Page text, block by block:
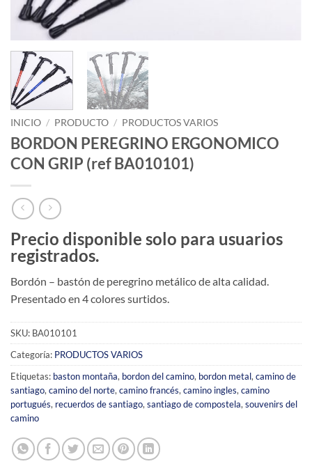
INICIO / PRODUCTO / PRODUCTOS VARIOS
BORDON PEREGRINO ERGONOMICO
CON GRIP (ref BA010101)
Precio disponible solo para usuarios
registrados.
Bordón – bastón de peregrino metálico de alta calidad.
Presentado en 4 colores surtidos.
SKU: BA010101
Categoría: PRODUCTOS VARIOS
Etiquetas: baston montaña, bordon del camino, bordon metal, camino de
santiago, camino del norte, camino francés, camino ingles, camino
portugués, recuerdos de santiago, santiago de compostela, souvenirs del
camino